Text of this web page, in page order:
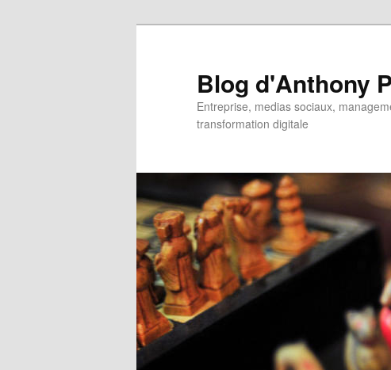
Blog d'Anthony
Entreprise, medias sociaux,
transformation digitale